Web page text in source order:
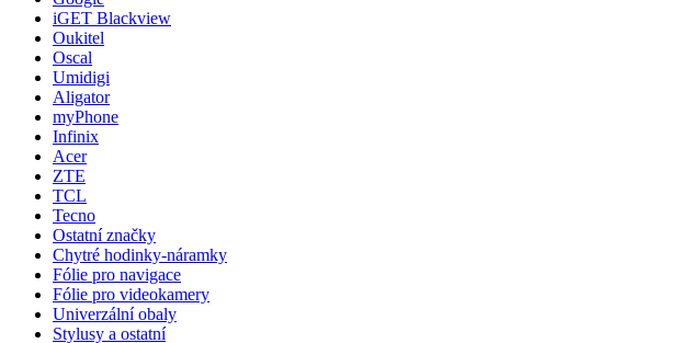
iGET Blackview
Oukitel
Oscal
Umidigi
Aligator
myPhone
Infinix
Acer
ZTE
TCL
Tecno
Ostatní značky
Chytré hodinky-náramky
Fólie pro navigace
Fólie pro videokamery
Univerzální obaly
Stylusy a ostatní